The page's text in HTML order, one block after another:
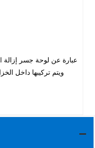
ويتم تركيبها داخل